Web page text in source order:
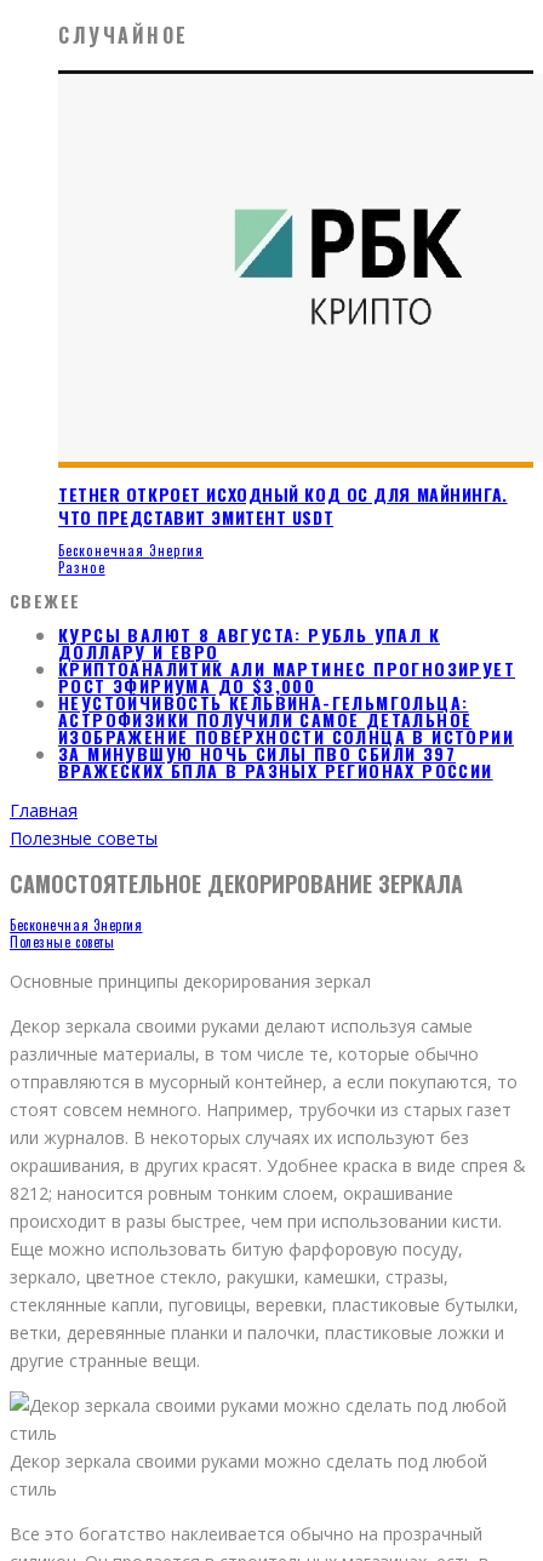
СЛУЧАЙНОЕ
TETHER ОТКРОЕТ ИСХОДНЫЙ КОД ОС ДЛЯ МАЙНИНГА.
ЧТО ПРЕДСТАВИТ ЭМИТЕНТ USDT
Бесконечная Энергия
Разное
СВЕЖЕЕ
КУРСЫ ВАЛЮТ 8 АВГУСТА: РУБЛЬ УПАЛ К
ДОЛЛАРУ И ЕВРО
КРИПТОАНАЛИТИК АЛИ МАРТИНЕС ПРОГНОЗИРУЕТ
РОСТ ЭФИРИУМА ДО $3,000
НЕУСТОЙЧИВОСТЬ КЕЛЬВИНА-ГЕЛЬМГОЛЬЦА:
АСТРОФИЗИКИ ПОЛУЧИЛИ САМОЕ ДЕТАЛЬНОЕ
ИЗОБРАЖЕНИЕ ПОВЕРХНОСТИ СОЛНЦА В ИСТОРИИ
ЗА МИНУВШУЮ НОЧЬ СИЛЫ ПВО СБИЛИ 397
ВРАЖЕСКИХ БПЛА В РАЗНЫХ РЕГИОНАХ РОССИИ
Главная
Полезные советы
САМОСТОЯТЕЛЬНОЕ ДЕКОРИРОВАНИЕ ЗЕРКАЛА
Бесконечная Энергия
Полезные советы
Основные принципы декорирования зеркал
Декор зеркала своими руками делают используя самые
различные материалы, в том числе те, которые обычно
отправляются в мусорный контейнер, а если покупаются, то
стоят совсем немного. Например, трубочки из старых газет
или журналов. В некоторых случаях их используют без
окрашивания, в других красят. Удобнее краска в виде спрея &
8212; наносится ровным тонким слоем, окрашивание
происходит в разы быстрее, чем при использовании кисти.
Еще можно использовать битую фарфоровую посуду,
зеркало, цветное стекло, ракушки, камешки, стразы,
стеклянные капли, пуговицы, веревки, пластиковые бутылки,
ветки, деревянные планки и палочки, пластиковые ложки и
другие странные вещи.
Декор зеркала своими руками можно сделать под любой
стиль
Все это богатство наклеивается обычно на прозрачный